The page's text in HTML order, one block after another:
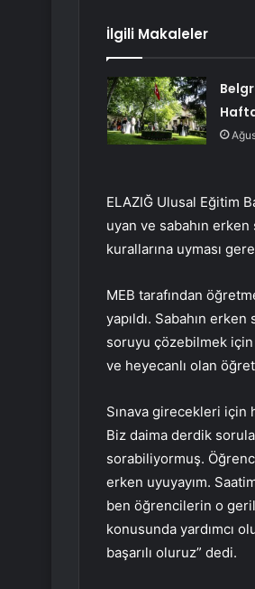
İlgili Makaleler
ELAZIĞ Ulusal Eğitim
uyan ve sabahın
kurallarına uyması
MEB tarafından
yapıldı. Sabahın
soruyu çözebilmek
ve heyecanlı olan
Sınava girecekleri için
Biz daima derdik
sorabiliyormuş.
erken uyuyayım.
ben öğrencilerin o
konusunda yardımcı
başarılı oluruz” dedi.